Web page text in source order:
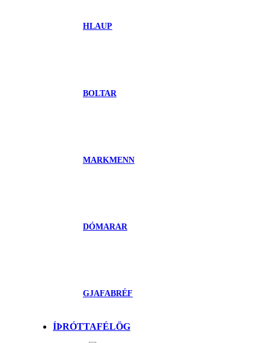
HLAUP
BOLTAR
MARKMENN
DÓMARAR
GJAFABRÉF
ÍÞRÓTTAFÉLÖG